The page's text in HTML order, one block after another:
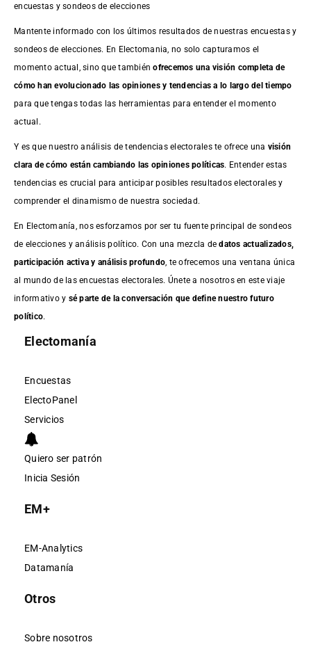
encuestas y sondeos de elecciones
Mantente informado con los últimos resultados de nuestras encuestasy
sondeos de elecciones. En Electomania, no solo capturamos el
momento actual, sino que tambiénofrecemos una visión completa de
cómo han evolucionado las opiniones y tendencias a lo largo del tiempo
para que tengas todas las herramientas para entender el momento
actual.
Y es que nuestro análisis de tendencias electorales te ofrece una visión
clara de cómo están cambiando las opiniones políticas. Entender estas
tendencias es crucial para anticipar posibles resultados electorales y
comprender el dinamismo de nuestra sociedad.
En Electomanía, nos esforzamos por ser tu fuente principal de sondeos
de elecciones y análisis político. Con una mezcla dedatos actualizados,
participación activa y análisis profundo , te ofrecemos una ventana única
al mundo de las encuestas electorales. Únete a nosotros en este viaje
informativo y sé parte de la conversación que define nuestro futuro
político.
Electomanía
Encuestas
ElectoPanel
Servicios
Quiero ser patrón
Inicia Sesión
EM+
EM-Analytics
Datamanía
Otros
Sobre nosotros